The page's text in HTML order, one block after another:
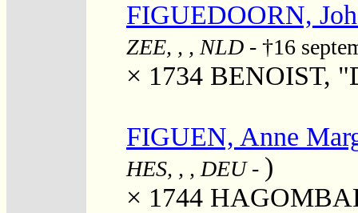
FIGUEDOORN,
ZEE, , , NLD - †16
× 1734 BENOIST,
FIGUEN, Anne
HES, , , DEU- )
× 1744